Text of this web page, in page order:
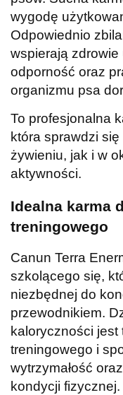
wygodę
Odpowiednio
wspierają zdrowie
odporność oraz
organizmu psa
To profesjonalna
która sprawdzi
żywieniu, jak i w
aktywności.
Idealna karma
treningowego
Canun Terra
szkolącego się,
niezbędnej do
przewodnikiem.
kaloryczności
treningowego i
wytrzymałość
kondycji fizycznej.